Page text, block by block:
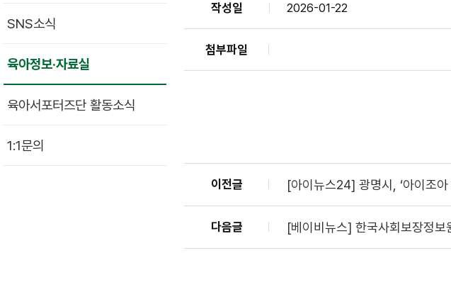
SNS소식
육아정보·자료실
육아서포터즈단 활동소식
1:1문의
작성일 2026-01-22
첨부파일
이전글 [아이뉴스24] 광명시, ‘아이조
다음글 [베이비뉴스] 한국사회보장정